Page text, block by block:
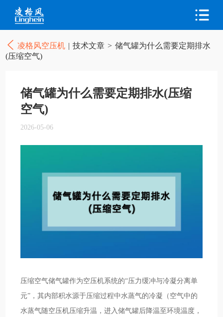
凌格风空压机 | 技术文章 > 储气罐为什么需要定期排水
(压缩空气)
储气罐为什么需要定期排水(压缩
空气)
2026-05-06
压缩空气储气罐作为空压机系统的“压力缓冲与冷凝分离单
元”，其内部积水源于压缩过程中水蒸气的冷凝（空气中的
水蒸气随空压机压缩升温，进入储气罐后降温至环境温度，